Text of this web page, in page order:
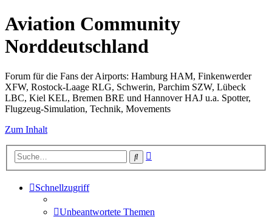
Aviation Community
Norddeutschland
Forum für die Fans der Airports: Hamburg HAM, Finkenwerder
XFW, Rostock-Laage RLG, Schwerin, Parchim SZW, Lübeck
LBC, Kiel KEL, Bremen BRE und Hannover HAJ u.a. Spotter,
Flugzeug-Simulation, Technik, Movements
Zum Inhalt
Suche
Schnellzugriff
Unbeantwortete Themen